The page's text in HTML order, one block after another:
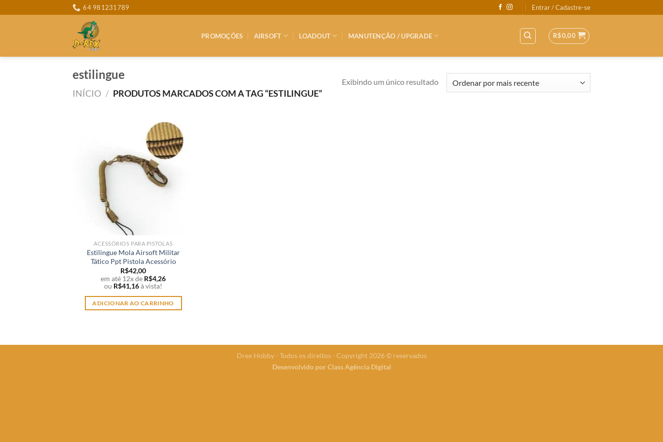
to
64 981231789 Entrar / Cadastre-se
PROMOÇÕES AIRSOFT LOADOUT MANUTENÇÃO / UPGRADE R$0,00
estilingue
INÍCIO / PRODUTOS MARCADOS COM A TAG “ESTILINGUE”
Exibindo um único resultado
ACESSÓRIOS PARA PISTOLAS
Estilingue Mola Airsoft Militar
Tático Ppt Pistola Acessório
R$42,00
em até 12x de R$4,26
ou R$41,16à vista!
ADICIONAR AO CARRINHO
Drex Hobby - Todos os direitos - Copyright 2026 © reservados
Desenvolvido porClass Agência Digital